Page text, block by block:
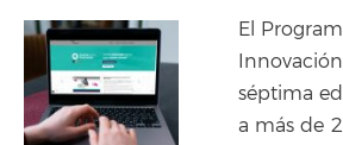
El
séptima
a más de